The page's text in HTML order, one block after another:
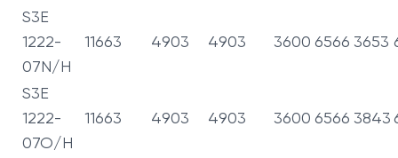
S3E
1222-
07N/H
11663 4903 4903 3600 6566 3653
S3E
1222-
07O/H
11663 4903 4903 3600 6566 3843